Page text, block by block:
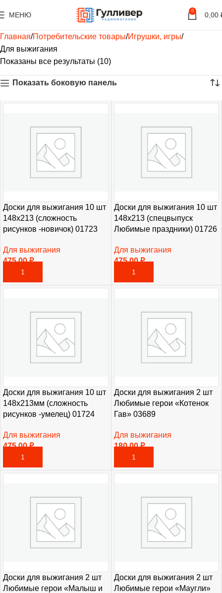
МЕНЮ 0 0,00
Главная Потребительские товары Игрушки, игры
Для выжигания
Показаны все результаты (10)
Показать боковую панель
Доски для выжигания 10 шт
148х213 (сложность
рисунков -новичок) 01723
Для выжигания
475,00₽
В КОРЗИНУ
Доски для выжигания 10 шт
148х213 (спецвыпуск
Любимые праздники) 01726
Для выжигания
475,00₽
В КОРЗИНУ
Доски для выжигания 10 шт
148х213мм (сложность
рисунков -умелец) 01724
Для выжигания
475,00₽
В КОРЗИНУ
Доски для выжигания 2 шт
Любимые герои «Котенок
Гав» 03689
Для выжигания
180,00₽
В КОРЗИНУ
Доски для выжигания 2 шт
Любимые герои «Малыш и
Доски для выжигания 2 шт
Любимые герои «Маугли»